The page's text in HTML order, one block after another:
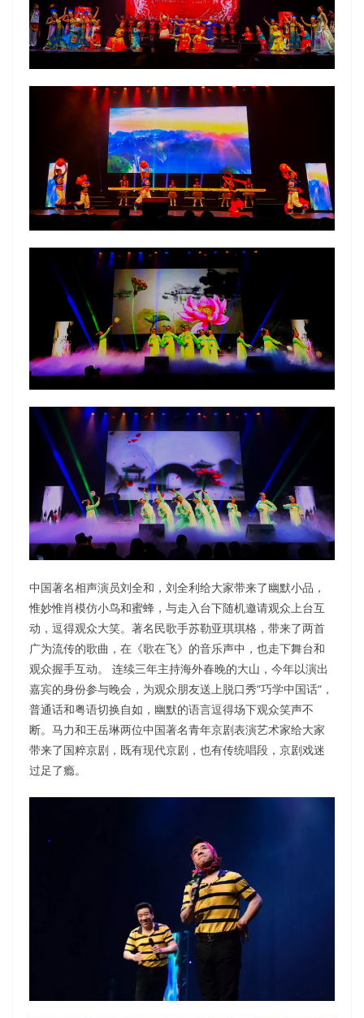
中国著名相声演员刘全和，刘全利给大家带来了幽默小品，
惟妙惟肖模仿小鸟和蜜蜂，与走入台下随机邀请观众上台互
动，逗得观众大笑。著名民歌手苏勒亚琪琪格，带来了两首
广为流传的歌曲，在《歌在飞》的音乐声中，也走下舞台和
观众握手互动。 连续三年主持海外春晚的大山，今年以演出
嘉宾的身份参与晚会，为观众朋友送上脱口秀“巧学中国话“，
普通话和粤语切换自如，幽默的语言逗得场下观众笑声不
断。马力和王岳琳两位中国著名青年京剧表演艺术家给大家
带来了国粹京剧，既有现代京剧，也有传统唱段，京剧戏迷
过足了瘾。